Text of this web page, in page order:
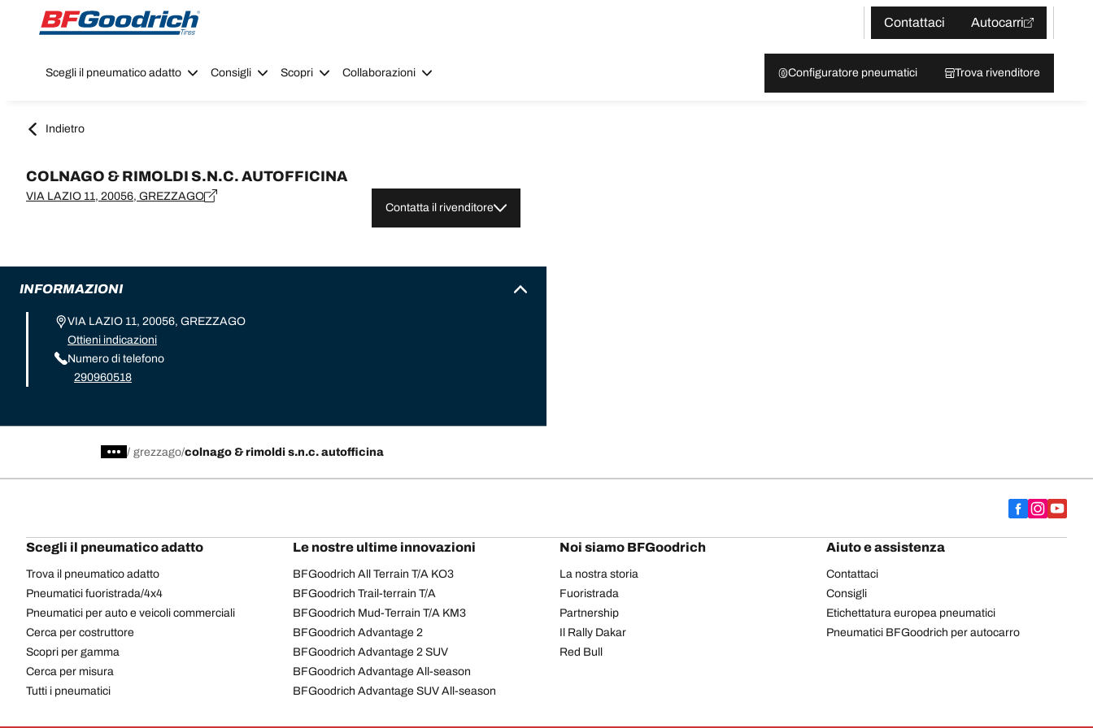
Go to page content
Go to page navigation
Contattaci
Autocarri
Scegli il pneumatico adatto Consigli Scopri Collaborazioni Configuratore pneumatici Trova rivenditore
Indietro
COLNAGO & RIMOLDI S.N.C. AUTOFFICINA
VIA LAZIO 11, 20056, GREZZAGO
Contatta il rivenditore
INFORMAZIONI
VIA LAZIO 11, 20056, GREZZAGO
Ottieni indicazioni
Numero di telefono
290960518
/ grezzago colnago & rimoldi s.n.c. autofficina
Scegli il pneumatico adatto
Trova il pneumatico adatto
Pneumatici fuoristrada/4x4
Pneumatici per auto e veicoli commerciali
Cerca per costruttore
Scopri per gamma
Cerca per misura
Tutti i pneumatici
Le nostre ultime innovazioni
BFGoodrich All Terrain T/A KO3
BFGoodrich Trail-terrain T/A
BFGoodrich Mud-Terrain T/A KM3
BFGoodrich Advantage 2
BFGoodrich Advantage 2 SUV
BFGoodrich Advantage All-season
BFGoodrich Advantage SUV All-season
Noi siamo BFGoodrich
La nostra storia
Fuoristrada
Partnership
Il Rally Dakar
Red Bull
Aiuto e assistenza
Contattaci
Consigli
Etichettatura europea pneumatici
Pneumatici BFGoodrich per autocarro